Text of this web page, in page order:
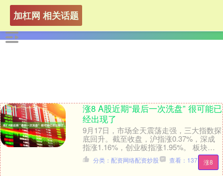
加杠网 相关话题
涨8 A股近期“最后一次洗盘” 很可能已
经出现了
9月17日，市场全天震荡走强，三大指数探
底回升。截至收盘，沪指涨0.37%，深成
指涨1.16%，创业板指涨1.95%。 板块方
面，光刻机、风电、机器人等板块涨幅....
涨8
分类：配资网络配资炒股 查看：137